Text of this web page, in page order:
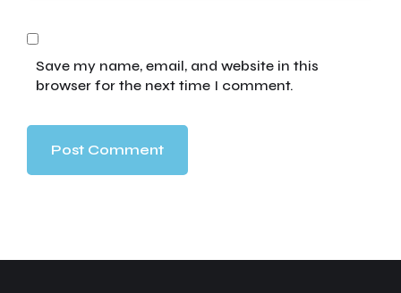
Save my name, email, and website in this
browser for the next time I comment.